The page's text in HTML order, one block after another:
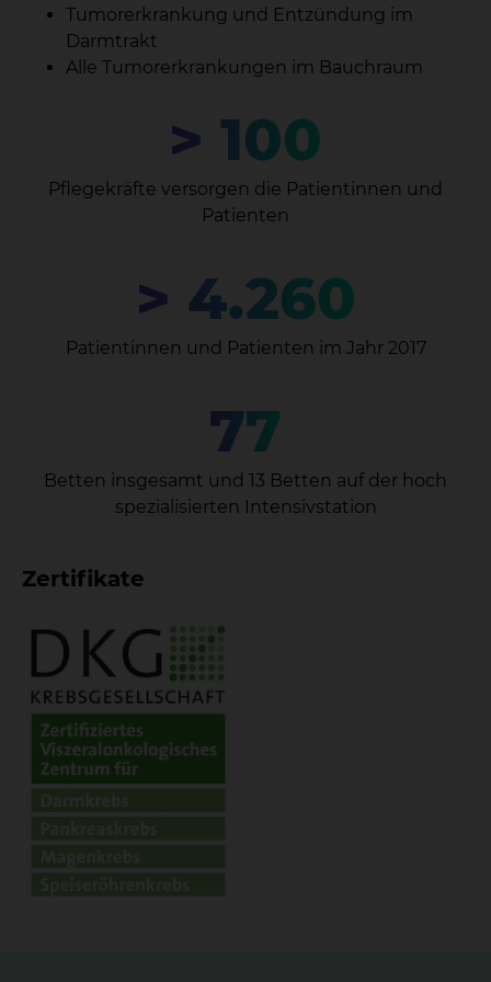
Tumorerkrankung und Entzündung im
Darmtrakt
Alle Tumorerkrankungen im Bauchraum
> 100
Pflegekräfte versorgen die Patientinnen und
Patienten
> 4.260
Patientinnen und Patienten im Jahr 2017
77
Betten insgesamt und 13 Betten auf der hoch
spezialisierten Intensivstation
Zertifikate